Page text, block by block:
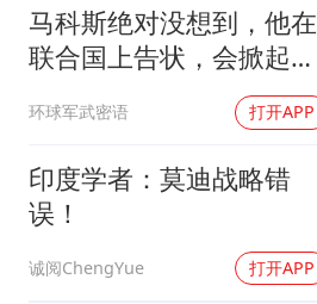
马科斯绝对没想到，他在
联合国上告状，会掀起中
环球军武密语 打开APP
印度学者：莫迪战略错
误！
诚阅ChengYue 打开APP